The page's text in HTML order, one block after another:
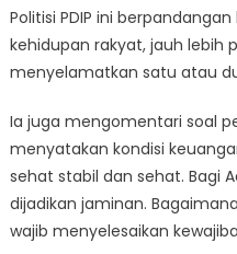
Politisi PDIP ini
kehidupan rakyat, jauh lebih
menyelamatkan satu atau
Ia juga mengomentari soal
menyatakan kondisi
sehat stabil dan sehat. Bagi
dijadikan jaminan.
wajib menyelesaikan